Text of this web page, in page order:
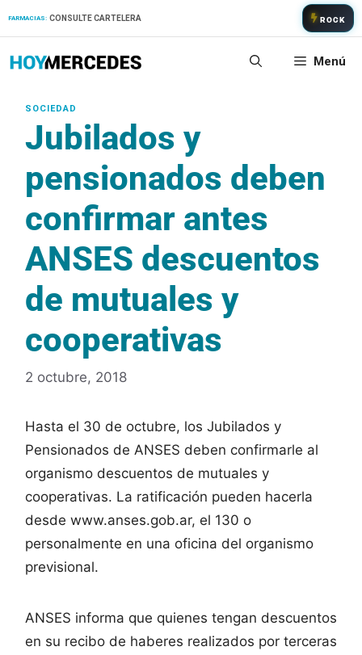
FARMACIAS: CONSULTE CARTELERA ROCK
Menú
Jubilados y
pensionados deben
confirmar antes
ANSES descuentos
de mutuales y
cooperativas
2 octubre, 2018
Hasta el 30 de octubre, los Jubilados y
Pensionados de ANSES deben confirmarle al
organismo descuentos de mutuales y
cooperativas. La ratificación pueden hacerla
desde www.anses.gob.ar, el 130 o
personalmente en una oficina del organismo
previsional.
ANSES informa que quienes tengan descuentos
en su recibo de haberes realizados por terceras